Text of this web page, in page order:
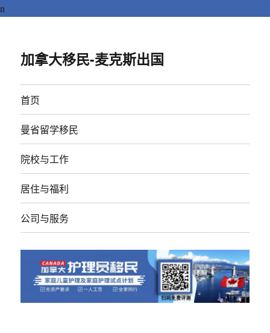
n
加拿大移民-麦克斯出国
首页
曼省留学移民
院校与工作
居住与福利
公司与服务